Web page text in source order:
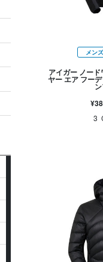
メンズ
アイガー ノー
ヤー エア フー
3